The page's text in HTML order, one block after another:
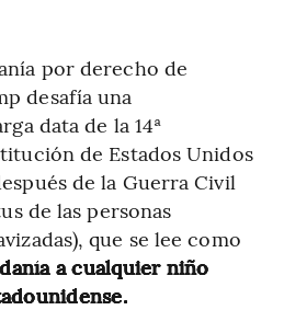
por derecho de
desafía una
data de la 14ª
de Estados Unidos
de la Guerra Civil
de las personas
que se lee como
a cualquier niño